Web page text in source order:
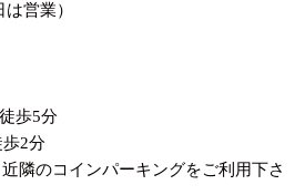
営業）
歩5分
2分
隣のコインパーキングをご利用下さ